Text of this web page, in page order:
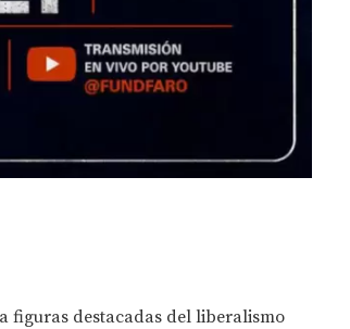
figuras destacadas del liberalismo